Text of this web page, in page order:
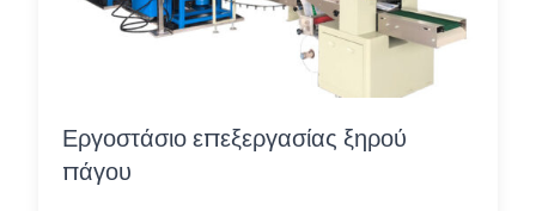
Εργοστάσιο επεξεργασίας ξηρού
πάγου